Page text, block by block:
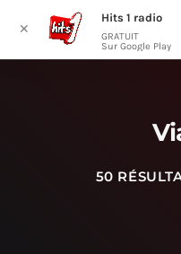
50
✕
Hits 1 radio
GRATUIT
Sur Google Play